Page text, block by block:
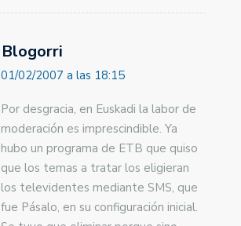
Blogorri
01/02/2007 a las 18:15
Por desgracia, en Euskadi la labor de
moderación es imprescindible. Ya
hubo un programa de ETB que quiso
que los temas a tratar los eligieran
los televidentes mediante SMS, que
fue Pásalo, en su configuración inicial.